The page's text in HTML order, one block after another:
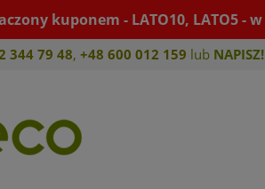
kuponem - LATO10, LATO5 -
344 79 48, +48 600 012 159 lub NAPISZ!